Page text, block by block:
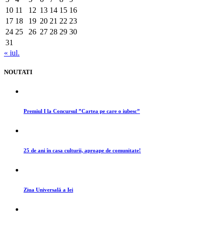
10 11 12 13 14 15 16
17 18 19 20 21 22 23
24 25 26 27 28 29 30
31
« iul.
NOUTATI
Premiul I la Concursul ”Cartea pe care o iubesc”
25 de ani în casa culturii, aproape de comunitate!
Ziua Universală a Iei